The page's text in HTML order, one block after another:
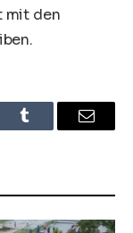
mit den
Tumblr Email